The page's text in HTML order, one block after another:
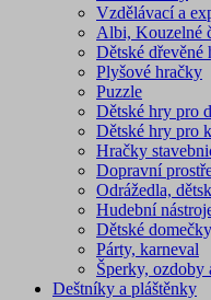
Vzdělávací a
Albi, Kouzelné
Dětské dřevěné
Plyšové hračky
Puzzle
Dětské hry pro
Dětské hry pro
Hračky
Dopravní
Odrážedla,
Hudební
Dětské
Párty, karneval
Šperky, ozdoby
Deštníky a pláštěnky